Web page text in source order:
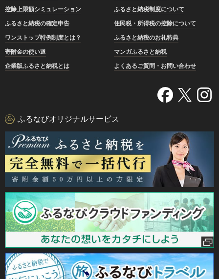
控除上限額シミュレーション
ふるさと納税制度について
ふるさと納税の確定申告
住民税・所得税の控除について
ワンストップ特例制度とは？
ふるさと納税のお礼特典
寄附金の使い道
マンガふるさと納税
企業版ふるさと納税とは
よくあるご質問・お問い合わせ
ふるなびオリジナルサービス